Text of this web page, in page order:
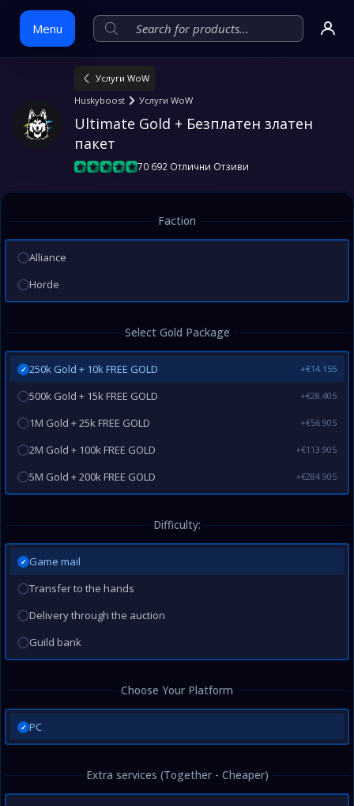
Menu
content
Услуги WoW
Huskyboost
Услуги WoW
Ultimate Gold + Безплатен златен
пакет
70 692 Отлични Отзиви
Faction
Alliance
Horde
Select Gold Package
✓ 250k Gold + 10k FREE GOLD +€14.155
500k Gold + 15k FREE GOLD +€28.405
1M Gold + 25k FREE GOLD +€56.905
2M Gold + 100k FREE GOLD +€113.905
5M Gold + 200k FREE GOLD +€284.905
Difficulty:
✓ Game mail
Transfer to the hands
Delivery through the auction
Guild bank
Choose Your Platform
✓ PC
Extra services (Together - Cheaper)